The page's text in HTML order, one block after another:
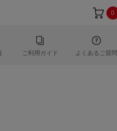
0
ご利用ガイド よくあるご質問